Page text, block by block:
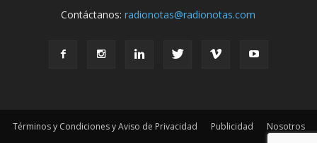
Contáctanos:radionotas@radionotas.com
Términos y Condiciones y Aviso de Privacidad Publicidad Nosotros